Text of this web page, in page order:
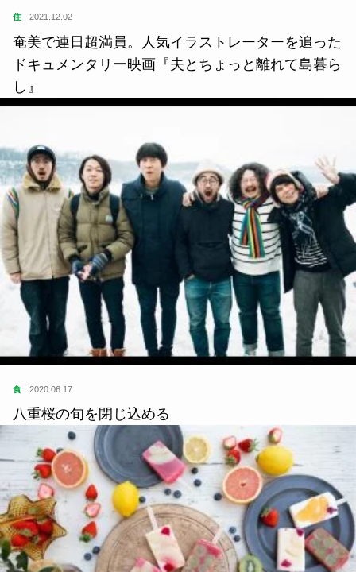
住 2021.12.02
奄美で連日超満員。人気イラストレーターを追った
ドキュメンタリー映画『夫とちょっと離れて島暮ら
し』
食 2020.06.17
八重桜の旬を閉じ込める